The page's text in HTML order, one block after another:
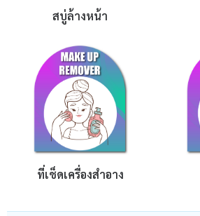
บัญชีผู้ใช้
แจ้งชำระเงิน
ติดต่อเรา
สบู่ล้างหน้า
ที่เช็ดเครื่องสำอาง